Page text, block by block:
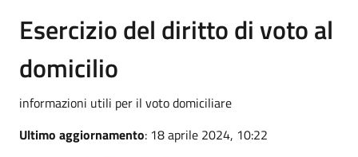
Esercizio del diritto di voto al
domicilio
informazioni utili per il voto domiciliare
Ultimo aggiornamento: 18 aprile 2024, 10:22